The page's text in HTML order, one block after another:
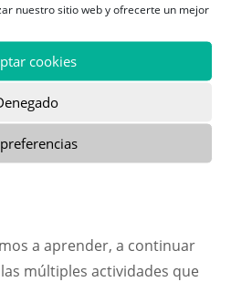
nuestro sitio web y ofrecerte un mejor
cookies
serie de sentimientos,
enfrascado por un
tristeza o el choque
ocupan con frecuencia una
entre la atracción y
a aprender, a continuar
múltiples actividades que